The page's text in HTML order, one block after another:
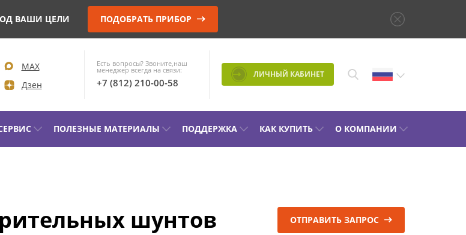
ВАШИ ЦЕЛИ ПОДОБРАТЬ ПРИБОР
MAX
Дзен
Есть вопросы? Звоните,наш
менеджер всегда на связи:
+7 (812) 210-00-58
ЛИЧНЫЙ КАБИНЕТ
ВВ И
КОМПЛЕКТЫ ДЛЯ
ПОЛЕЗНЫЕ МАТЕРИАЛЫ ПОДДЕРЖКА КАК КУПИТЬ О КОМПАНИИ
шунтов ОТПРАВИТЬ ЗАПРОС